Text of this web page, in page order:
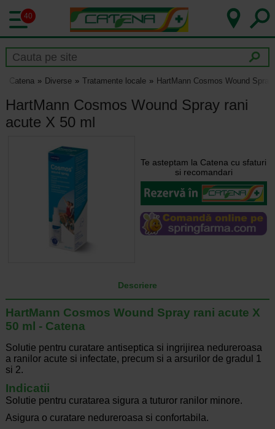
40
Catena Diverse Tratamente locale HartMann Cosmos Wound
HartMann Cosmos Wound Spray rani
acute X 50 ml
Te asteptam la Catena cu sfaturi
si recomandari
Descriere
HartMann Cosmos Wound Spray rani acute X
50 ml - Catena
Solutie pentru curatare antiseptica si ingrijirea nedureroasa
a ranilor acute si infectate, precum si a arsurilor de gradul 1
si 2.
Indicatii
Solutie pentru curatarea sigura a tuturor ranilor minore.
Asigura o curatare nedureroasa si confortabila.